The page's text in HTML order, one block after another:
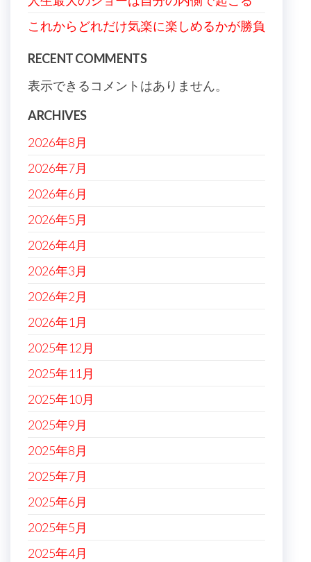
これからどれだけ気楽に楽しめるかが勝負
RECENT COMMENTS
表示できるコメントはありません。
ARCHIVES
2026年8月
2026年7月
2026年6月
2026年5月
2026年4月
2026年3月
2026年2月
2026年1月
2025年12月
2025年11月
2025年10月
2025年9月
2025年8月
2025年7月
2025年6月
2025年5月
2025年4月